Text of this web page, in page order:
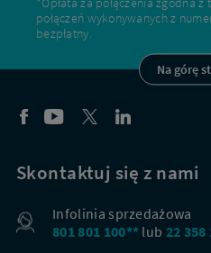
połączeń wykonywanych z
bezpłatny.
Na górę
Skontaktuj się z nami
Infolinia sprzedażowa
801 801 100** lub 22 358